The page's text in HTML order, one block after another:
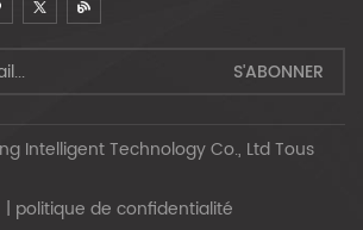
Intelligent Technology Co., Ltd Tous
| politique de confidentialité